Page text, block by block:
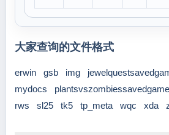
大家查询的文件格式
erwin gsb img
mydocs
plantsvszombiessavedgame
rws
sl25 tk5 tp_meta wqc xda